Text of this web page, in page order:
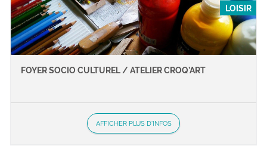
LOISIR
FOYER SOCIO CULTUREL / ATELIER CROQ’ART
AFFICHER PLUS D'INFOS